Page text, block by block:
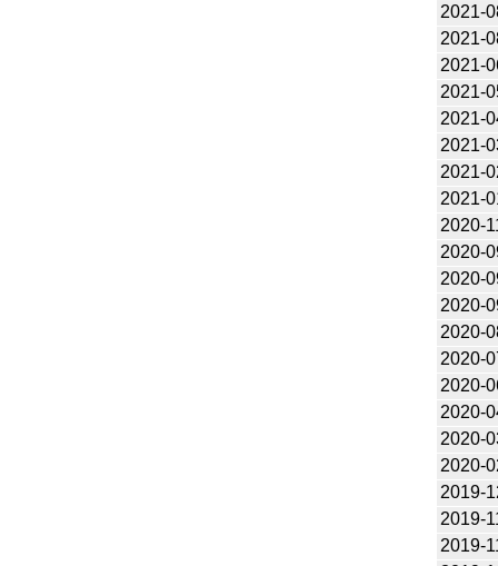
2021-
2021-
2021-
2021-
2021-
2021-
2021-
2021-
2020-
2020-
2020-
2020-
2020-
2020-
2020-
2020-
2020-
2020-
2019-
2019-
2019-